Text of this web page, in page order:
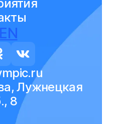
EN
Лужнецкая
8